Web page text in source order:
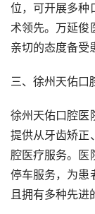
位，可开展多种
术领先。万延俊
亲切的态度备受
三、徐州天佑口
徐州天佑口腔医
提供从牙齿矫正
腔医疗服务。医
停车服务，为患
且拥有多种先进